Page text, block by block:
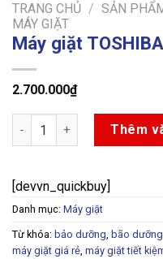
TRANG CHỦ / SẢN
MÁY GIẶT
Máy giặt
2.700.000₫
Máy giặt TOSHIBA 8.0 KG
Thêm
[devvn_quickbuy]
Danh mục: Máy giặt
Từ khóa: bảo dưỡng bão
máy giặt giá rẻ máy giặt tiết